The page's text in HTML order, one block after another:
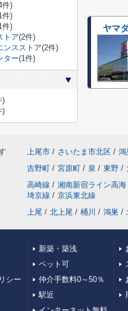
ヤマ
件)
件)
件)
トア(2件)
ンスストア(2件)
ター(1件)
)
)
上尾市 / さいたま市北区 / 鴻
吉野町 / 宮原町 / 泉 / 東野 /
高崎線 / 湘南新宿ライン高海
埼京線 / 京浜東北線
上尾 / 北上尾 / 桶川 / 鴻巣 /
シー
新築・築浅
ペット可
仲介手数料0～50％
駅近